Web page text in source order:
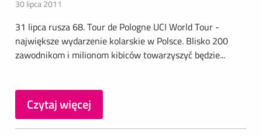
30 lipca 2011
31 lipca rusza 68. Tour de Pologne UCI World Tour -
największe wydarzenie kolarskie w Polsce. Blisko 200
zawodnikom i milionom kibiców towarzyszyć będzie...
Czytaj więcej